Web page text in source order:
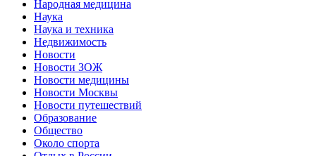
Народная медицина
Наука
Наука и техника
Недвижимость
Новости
Новости ЗОЖ
Новости медицины
Новости Москвы
Новости путешествий
Образование
Общество
Около спорта